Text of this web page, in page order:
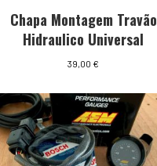
Chapa Montagem Travão
Hidraulico Universal
39,00 €